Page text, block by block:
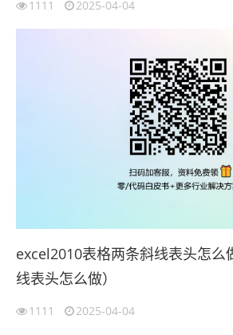
1111 2025-04-04
excel2010表格两条斜线表头怎么
线表头怎么做）
1111 2025-04-04